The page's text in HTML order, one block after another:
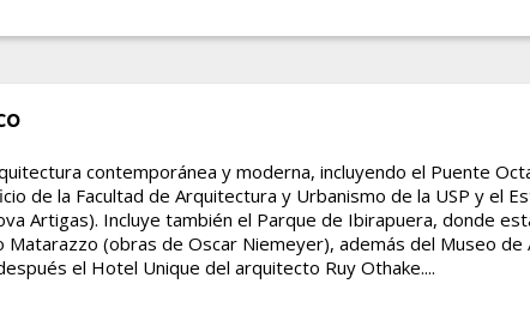
contemporánea y moderna, incluyendo el Puente
de la Facultad de Arquitectura y Urbanismo de la USP y el
Artigas). Incluye también el Parque de Ibirapuera, donde
Matarazzo (obras de Oscar Niemeyer), además del Museo de
el Hotel Unique del arquitecto Ruy Othake....